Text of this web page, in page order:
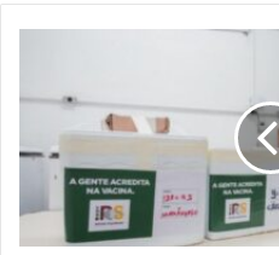
doses
a
gripe